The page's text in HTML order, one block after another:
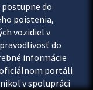
postupne do
poistenia,
vozidiel v
do
informácie
portáli
v spolupráci